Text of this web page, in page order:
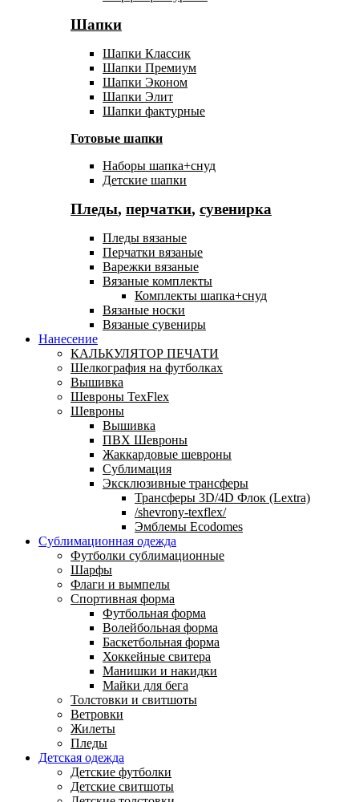
Шапки
Шапки Классик
Шапки Премиум
Шапки Эконом
Шапки Элит
Шапки фактурные
Готовые шапки
Наборы шапка+снуд
Детские шапки
Пледы, перчатки, сувенирка
Пледы вязаные
Перчатки вязаные
Варежки вязаные
Вязаные комплекты
Комплекты шапка+снуд
Вязаные носки
Вязаные сувениры
Нанесение
КАЛЬКУЛЯТОР ПЕЧАТИ
Шелкография на футболках
Вышивка
Шевроны TexFlex
Шевроны
Вышивка
ПВХ Шевроны
Жаккардовые шевроны
Сублимация
Эксклюзивные трансферы
Трансферы 3D/4D Флок (Lextra)
/shevrony-texflex/
Эмблемы Ecodomes
Сублимационная одежда
Футболки сублимационные
Шарфы
Флаги и вымпелы
Спортивная форма
Футбольная форма
Волейбольная форма
Баскетбольная форма
Хоккейные свитера
Манишки и накидки
Майки для бега
Толстовки и свитшоты
Ветровки
Жилеты
Пледы
Детская одежда
Детские футболки
Детские свитшоты